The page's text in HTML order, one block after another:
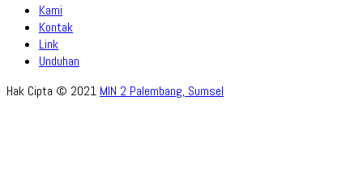
Kami
Kontak
Link
Unduhan
Hak Cipta © 2021 MIN 2 Palembang, Sumsel